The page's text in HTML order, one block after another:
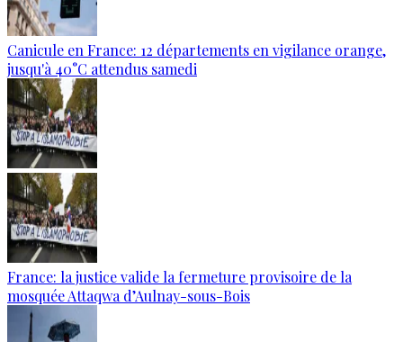
Canicule en France: 12 départements en vigilance orange,
jusqu'à 40°C attendus samedi
France: la justice valide la fermeture provisoire de la
mosquée Attaqwa d’Aulnay-sous-Bois